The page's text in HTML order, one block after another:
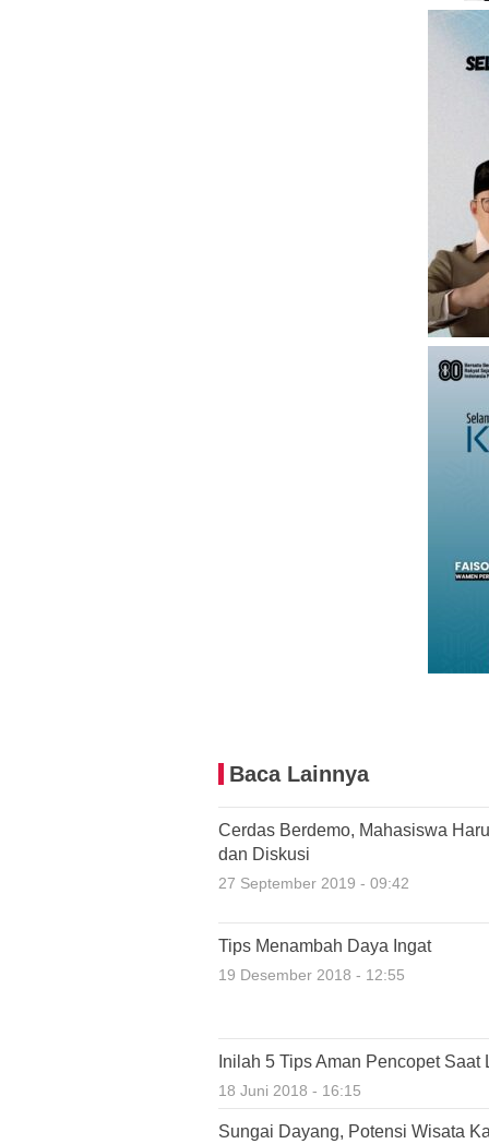
Baca Lainnya
Cerdas Berdemo, Mahasiswa
dan Diskusi
27 September 2019 - 09:42
Tips Menambah Daya Ingat
19 Desember 2018 - 12:55
Inilah 5 Tips Aman Pencopet Saat
18 Juni 2018 - 16:15
Sungai Dayang, Potensi Wisata